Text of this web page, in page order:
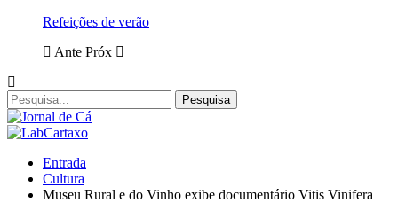
Refeições de verão
Ante Próx
Entrada
Cultura
Museu Rural e do Vinho exibe documentário Vitis Vinifera